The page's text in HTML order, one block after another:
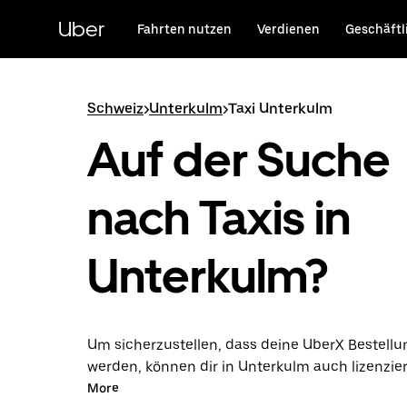
HauptinhaltUber Fahrten nutzen Verdienen
Schweiz>Unterkulm>Taxi Unterkulm
Auf der Suche
nach Taxis in
Unterkulm?
Um sicherzustellen, dass deine UberX
werden, können dir in Unterkulm auch
Taxifahrer*innen zugewiesen werden. In
More